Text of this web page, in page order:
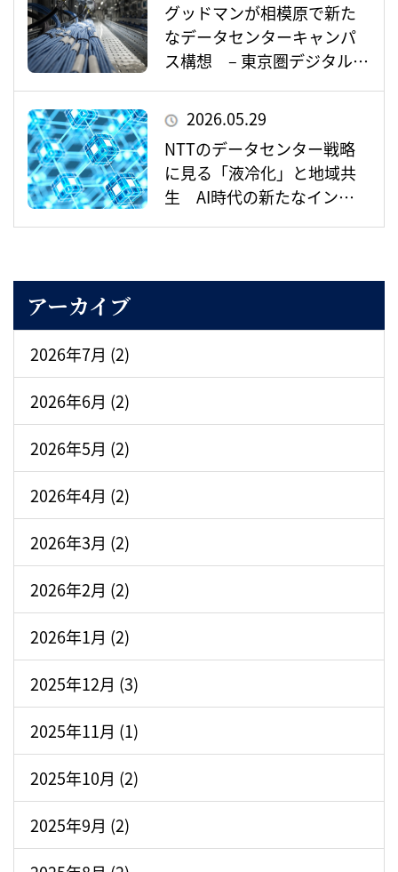
グッドマンが相模原で新た
なデータセンターキャンパ
ス構想 – 東京圏デジタルイ
ンフラの重要拠点として存
在感を増すか –
2026.05.29
NTTのデータセンター戦略
に見る「液冷化」と地域共
生 AI時代の新たなインフ
ラ整備とは
アーカイブ
2026年7月 (2)
2026年6月 (2)
2026年5月 (2)
2026年4月 (2)
2026年3月 (2)
2026年2月 (2)
2026年1月 (2)
2025年12月 (3)
2025年11月 (1)
2025年10月 (2)
2025年9月 (2)